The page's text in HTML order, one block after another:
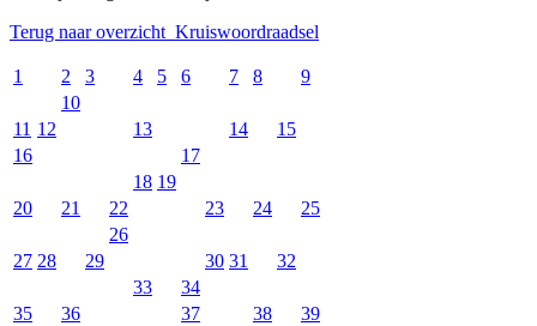
Terug naar overzicht Kruiswoordraadsel
1 2 3 4 5 6 7 8
9
10
11 12 13 14
15
16
17
18 19
20
21 22 23 24
25
26
27 28 29 30 31
32
33
34
35
36 37 38
39